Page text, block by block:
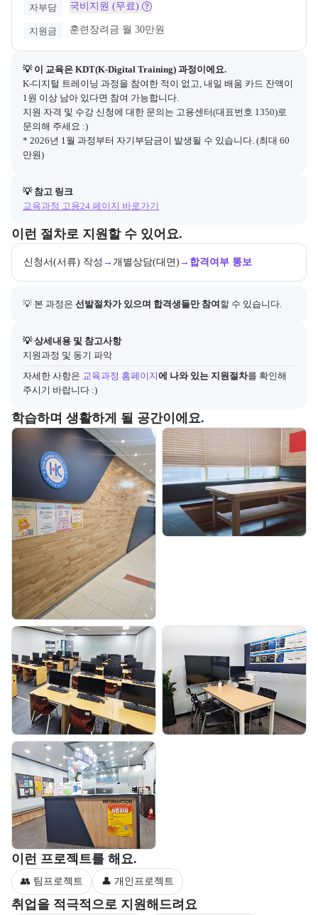
자부담 국비지원 (무료)
지원금 훈련장려금 월 30만원
💡 이 교육은 KDT(K-Digital Training) 과정이에요.
K-디지털 트레이닝 과정을 참여한 적이 없고, 내일 배움 카드 잔액이
1원 이상 남아 있다면 참여 가능합니다.
지원 자격 및 수강 신청에 대한 문의는 고용센터(대표번호 1350)로
문의해 주세요 :)
* 2026년 1월 과정부터 자기부담금이 발생될 수 있습니다. (최대 60
만원)
💡 참고 링크
교육과정 고용24 페이지 바로가기
이런 절차로 지원할 수 있어요.
교육과정 지원 절차와 참여 조건, 상세 참고사항을 안내한다.
신청서(서류) 작성 → 개별상담(대면) → 합격여부 통보
💡 본 과정은 선발절차가 있으며 합격생들만 참여 할 수 있습니다.
💡 상세내용 및 참고사항
아래에는 지원 절차의 상세 설명 및 참고 링크가 포함된다.
지원과정 및 동기 파악
자세한 사항은 교육과정 홈페이지에 나와 있는 지원절차를 확인해
주시기 바랍니다 :)
학습하며 생활하게 될 공간이에요.
부트캠프 교육 환경 사진을 목록으로 보여준다.
교육 환경 사진 목록
이런 프로젝트를 해요.
부트캠프 과정에서 진행하는 프로젝트 유형을 안내한다.
👥 팀프로젝트 👤 개인프로젝트
취업을 적극적으로 지원해드려요
부트캠프 수강생을 대상으로 제공되는 취업 지원 서비스를 안내한다.